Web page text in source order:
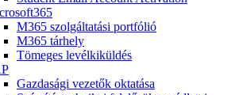
M365 szolgáltatási portfólió
M365 tárhely
Tömeges levélkiküldés
Gazdasági vezetők oktatása